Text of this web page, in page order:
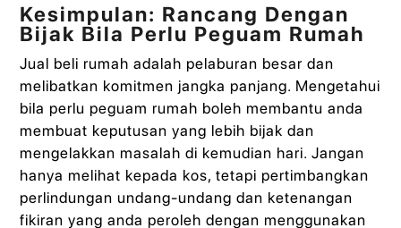
Kesimpulan: Rancang Dengan
Bijak Bila Perlu Peguam Rumah
Jual beli rumah adalah pelaburan besar dan
melibatkan komitmen jangka panjang. Mengetahui
bila perlu peguam rumah boleh membantu anda
membuat keputusan yang lebih bijak dan
mengelakkan masalah di kemudian hari. Jangan
hanya melihat kepada kos, tetapi pertimbangkan
perlindungan undang-undang dan ketenangan
fikiran yang anda peroleh dengan menggunakan